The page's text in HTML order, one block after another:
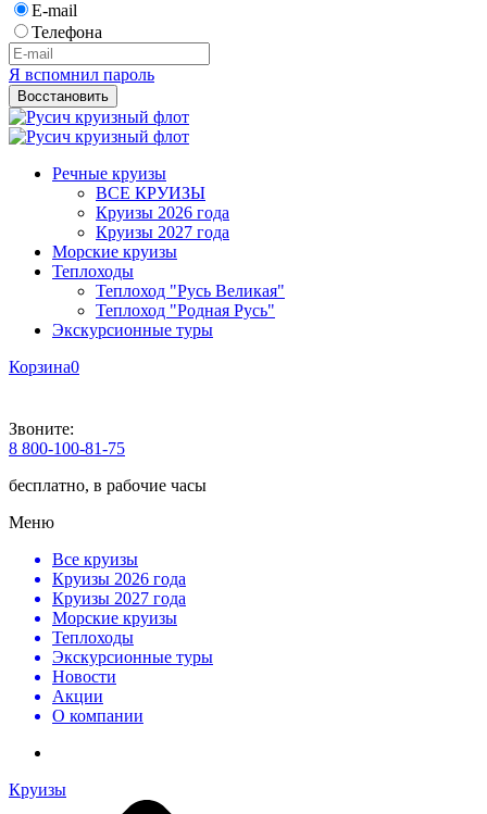
E-mail
Телефона
Я вспомнил пароль
Восстановить
Речные круизы
ВСЕ КРУИЗЫ
Круизы 2026 года
Круизы 2027 года
Морские круизы
Теплоходы
Теплоход "Русь Великая"
Теплоход "Родная Русь"
Экскурсионные туры
Корзина0
Звоните:
8 800-100-81-75
бесплатно, в рабочие часы
Меню
Все круизы
Круизы 2026 года
Круизы 2027 года
Морские круизы
Теплоходы
Экскурсионные туры
Новости
Акции
О компании
Круизы